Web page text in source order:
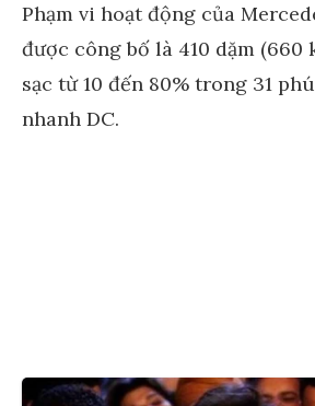
Phạm vi hoạt động của
được công bố là 410 dặm
sạc từ 10 đến 80% trong 31
nhanh DC.